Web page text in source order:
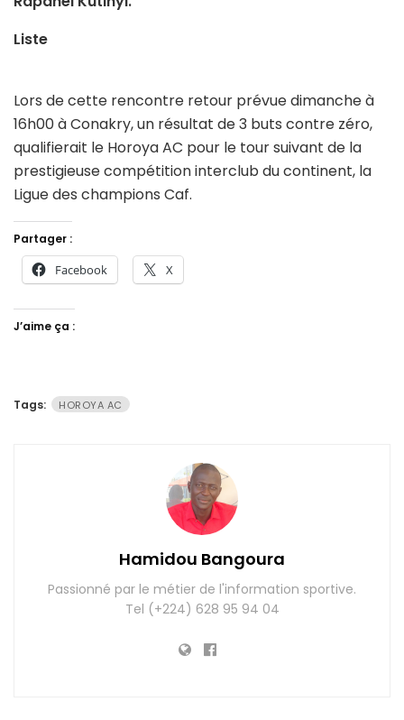
Liste
Lors de cette rencontre retour prévue dimanche à
16h00 à Conakry, un résultat de 3 buts contre zéro,
qualifierait le Horoya AC pour le tour suivant de la
prestigieuse compétition interclub du continent, la
Ligue des champions Caf.
Partager :
Facebook X
J’aime ça :
Tags: HOROYA AC
Hamidou Bangoura
Passionné par le métier de l'information sportive.
Tel (+224) 628 95 94 04